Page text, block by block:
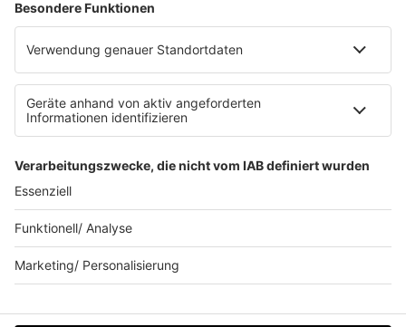
Datenschutz
Datenschutz Facebook & Instagram-Fanpage
Datenschutzeinstellungen
Allgemeine Teilnahmebedingungen
Werbung schalten
80s80s.de
© 90s90s - EINE MARKE DER REGIOCAST GMBH & Co. KG.